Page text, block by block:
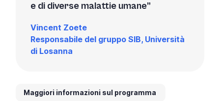
e di diverse malattie umane
Vincent Zoete
Responsabile del gruppo SIB, Università
di Losanna
Maggiori informazioni sul programma